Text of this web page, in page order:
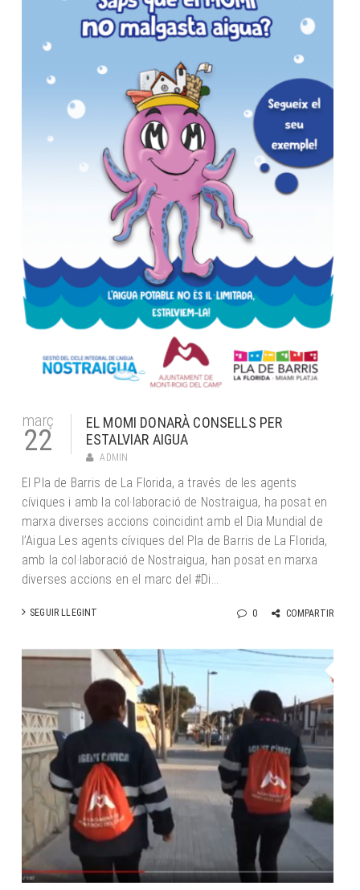
març
22
EL MOMI DONARÀ CONSELLS PER
ESTALVIAR AIGUA
ADMIN
El Pla de Barris de La Florida, a través de les agents
cíviques i amb la col·laboració de Nostraigua, ha posat en
marxa diverses accions coincidint amb el Dia Mundial de
l’Aigua Les agents cíviques del Pla de Barris de La Florida,
amb la col·laboració de Nostraigua, han posat en marxa
diverses accions en el marc del #Di...
SEGUIR LLEGINT 0 COMPARTIR